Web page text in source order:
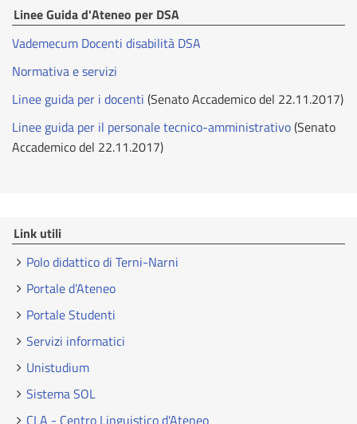
Linee Guida d'Ateneo per DSA
Vademecum Docenti disabilità DSA
Normativa e servizi
Linee guida per i docenti (Senato Accademico del 22.11.2017)
Linee guida per il personale tecnico-amministrativo(Senato
Accademico del 22.11.2017)
Link utili
Polo didattico di Terni-Narni
Portale d’Ateneo
Portale Studenti
Servizi informatici
Unistudium
Sistema SOL
CLA - Centro Linguistico d'Ateneo